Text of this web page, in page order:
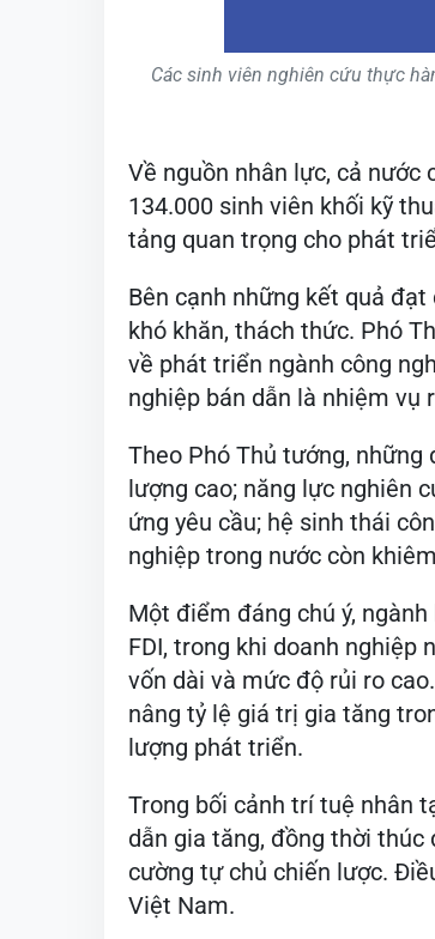
Các sinh viên nghiên cứu thực
Về nguồn nhân lực, cả
134.000 sinh viên khối kỹ
tảng quan trọng cho phát
Bên cạnh những kết quả
khó khăn, thách thức. Phó
về phát triển ngành công
nghiệp bán dẫn là nhiệm vụ
Theo Phó Thủ tướng, những
lượng cao; năng lực nghiên
ứng yêu cầu; hệ sinh thái
nghiệp trong nước còn
Một điểm đáng chú ý,
FDI, trong khi doanh nghiệp
vốn dài và mức độ rủi ro
nâng tỷ lệ giá trị gia tăng
lượng phát triển.